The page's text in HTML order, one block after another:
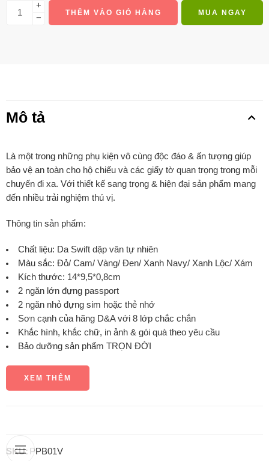
+
−
THÊM VÀO GIỎ HÀNG MUA NGAY
Mô tả
Là một trong những phụ kiện vô cùng độc đáo & ấn tượng giúp
bảo vệ an toàn cho hộ chiếu và các giấy tờ quan trọng trong mỗi
chuyến đi xa. Với thiết kế sang trọng & hiện đại sản phẩm mang
đến nhiều trải nghiệm thú vị.
Thông tin sản phẩm:
Chất liệu: Da Swift dập vân tự nhiên
Màu sắc: Đỏ/ Cam/ Vàng/ Đen/ Xanh Navy/ Xanh Lộc/ Xám
Kích thước: 14*9,5*0,8cm
2 ngăn lớn đựng passport
2 ngăn nhỏ đựng sim hoặc thẻ nhớ
Sơn cạnh của hãng D&A với 8 lớp chắc chắn
Khắc hình, khắc chữ, in ảnh & gói quà theo yêu cầu
Bảo dưỡng sản phẩm TRỌN ĐỜI
XEM THÊM
SKU: PPB01V